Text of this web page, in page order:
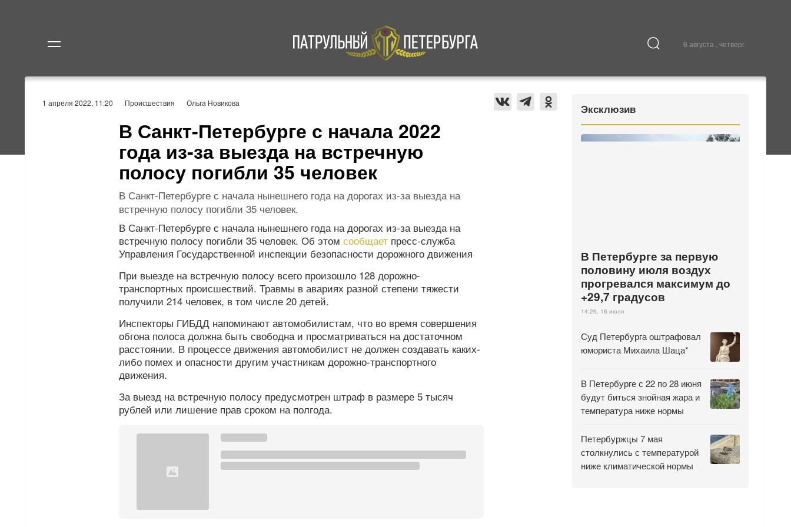
6 августа , четверг
Происшествия Культура
1 апреля 2022, 11:20 Происшествия Ольга Новикова
В Санкт-Петербурге с начала 2022
года из-за выезда на встречную
полосу погибли 35 человек
В Санкт-Петербурге с начала нынешнего года на дорогах из-за выезда на
встречную полосу погибли 35 человек.
В Санкт-Петербурге с начала нынешнего года на дорогах из-за выезда на
встречную полосу погибли 35 человек. Об этом сообщает пресс-служба
Управления Государственной инспекции безопасности дорожного движения
При выезде на встречную полосу всего произошло 128 дорожно-
транспортных происшествий. Травмы в авариях разной степени тяжести
получили 214 человек, в том числе 20 детей.
Инспекторы ГИБДД напоминают автомобилистам, что во время совершения
обгона полоса должна быть свободна и просматриваться на достаточном
расстоянии. В процессе движения автомобилист не должен создавать каких-
либо помех и опасности другим участникам дорожно-транспортного
движения.
За выезд на встречную полосу предусмотрен штраф в размере 5 тысяч
рублей или лишение прав сроком на полгода.
Эксклюзив
В Петербурге за первую
половину июля воздух
прогревался максимум до
+29,7 градусов
14:26, 16 июля
Суд Петербурга оштрафовал
юмориста Михаила Шаца*
В Петербурге с 22 по 28 июня
будут биться знойная жара и
температура ниже нормы
Петербуржцы 7 мая
столкнулись с температурой
ниже климатической нормы